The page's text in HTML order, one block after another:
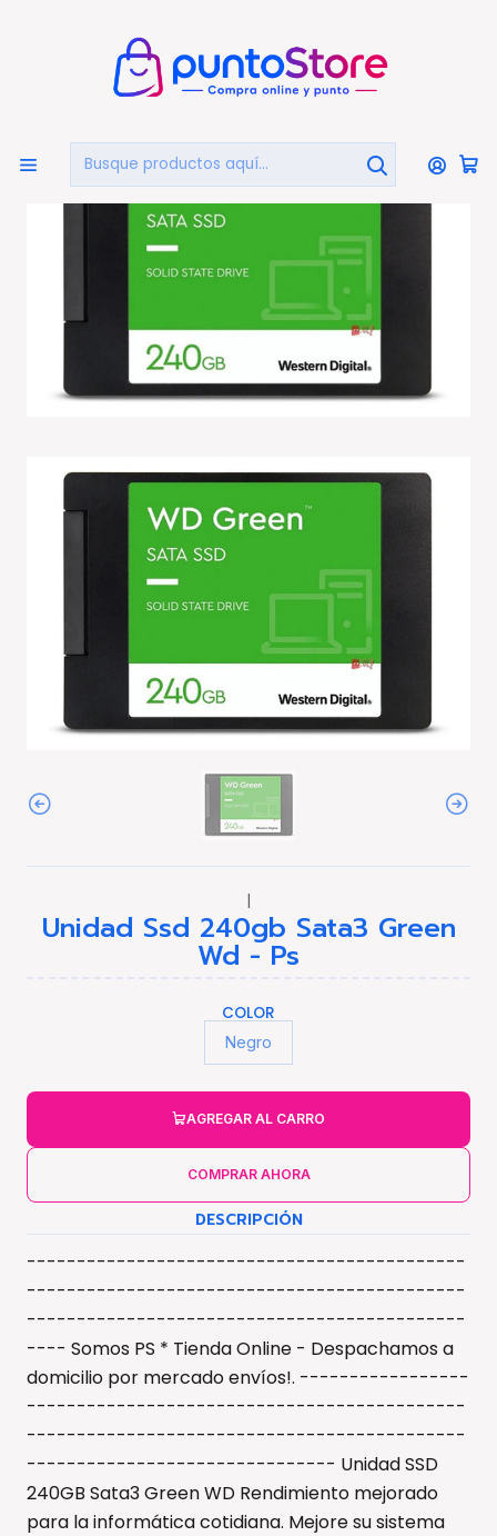
Unidad Ssd 240gb Sata3 Green Wd - Ps
|
Unidad Ssd 240gb Sata3 Green
Wd - Ps
COLOR
Negro
AGREGAR AL CARRO
COMPRAR AHORA
DESCRIPCIÓN
--------------------------------------------
--------------------------------------------
--------------------------------------------
---- Somos PS * Tienda Online - Despachamos a
domicilio por mercado envíos!. -----------------
--------------------------------------------
--------------------------------------------
------------------------------- Unidad SSD
240GB Sata3 Green WD Rendimiento mejorado
para la informática cotidiana. Mejore su sistema